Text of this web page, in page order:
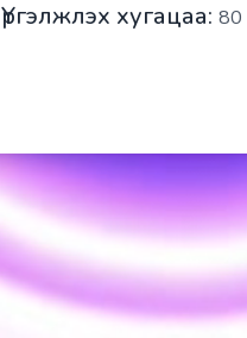
Үргэлжлэх хугацаа: 80